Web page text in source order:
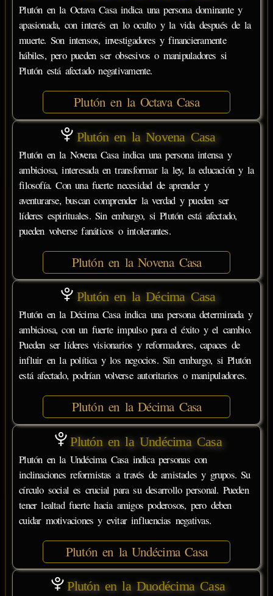
Plutón en la Octava Casa indica una persona dominante y
apasionada, con interés en lo oculto y la vida después de la
muerte. Son intensos, investigadores y financieramente
hábiles, pero pueden ser obsesivos o manipuladores si
Plutón está afectado negativamente.
Plutón en la Octava Casa
Plutón en la Novena Casa
Plutón en la Novena Casa indica una persona intensa y
ambiciosa, interesada en transformar la ley, la educación y la
filosofía. Con una fuerte necesidad de aprender y
aventurarse, buscan comprender la verdad y pueden ser
líderes espirituales. Sin embargo, si Plutón está afectado,
pueden volverse fanáticos o intolerantes.
Plutón en la Novena Casa
Plutón en la Décima Casa
Plutón en la Décima Casa indica una persona determinada y
ambiciosa, con un fuerte impulso para el éxito y el cambio.
Pueden ser líderes visionarios y reformadores, capaces de
influir en la política y los negocios. Sin embargo, si Plutón
está afectado, podrían volverse autoritarios o manipuladores.
Plutón en la Décima Casa
Plutón en la Undécima Casa
Plutón en la Undécima Casa indica personas con
inclinaciones reformistas a través de amistades y grupos. Su
círculo social es crucial para su desarrollo personal. Pueden
tener lealtad fuerte hacia amigos poderosos, pero deben
cuidar motivaciones y evitar influencias negativas.
Plutón en la Undécima Casa
Plutón en la Duodécima Casa